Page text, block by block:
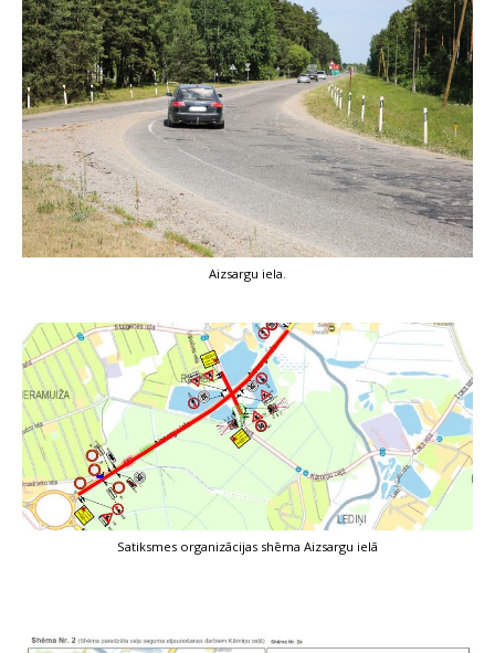
Aizsargu iela.
Satiksmes organizācijas shēma Aizsargu ielā